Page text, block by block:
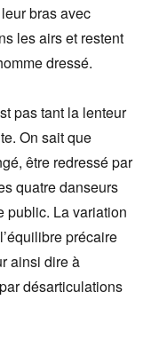
bras avec
les airs et restent
dressé.
pas tant la lenteur
On sait que
être redressé par
quatre danseurs
public. La variation
précaire
ainsi dire à
désarticulations